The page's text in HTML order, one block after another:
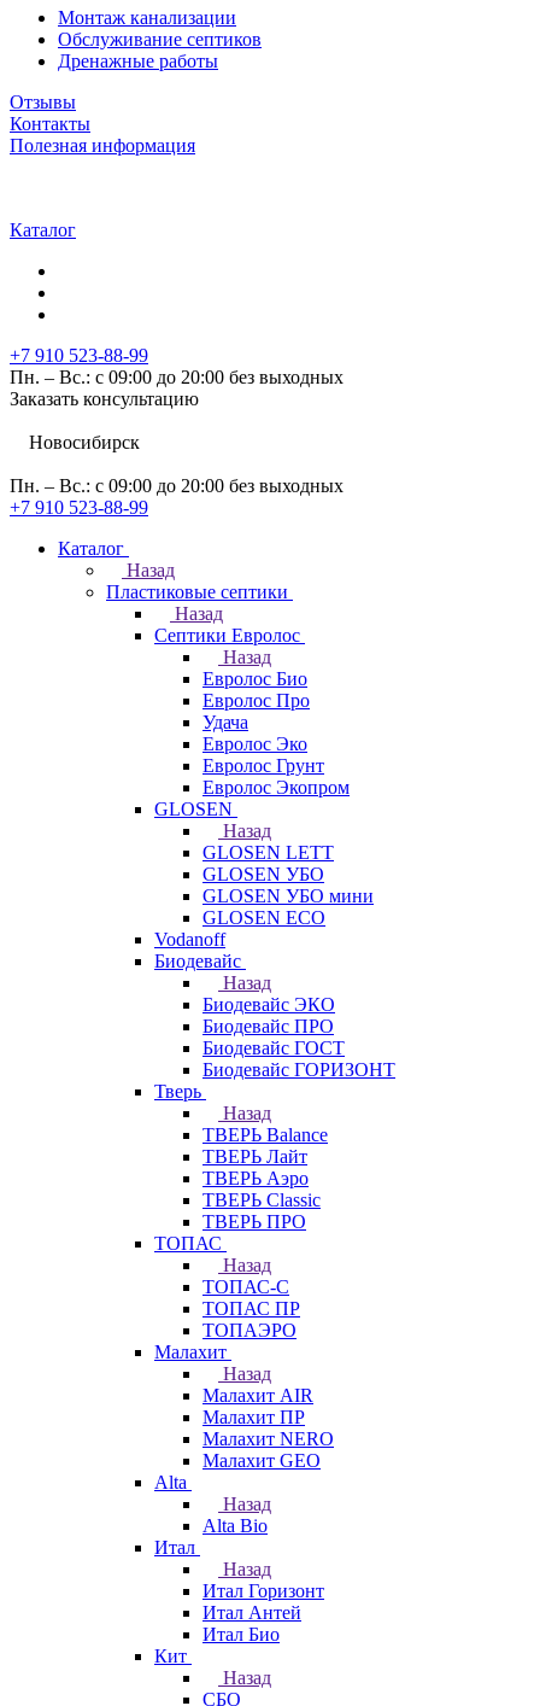
Монтаж канализации
Обслуживание септиков
Дренажные работы
Отзывы
Контакты
Полезная информация
Каталог
+7 910 523-88-99
Пн. – Вс.: с 09:00 до 20:00 без выходных
Заказать консультацию
Новосибирск
Пн. – Вс.: с 09:00 до 20:00 без выходных
+7 910 523-88-99
Каталог
Назад
Пластиковые септики
Назад
Септики Евролос
Назад
Евролос Био
Евролос Про
Удача
Евролос Эко
Евролос Грунт
Евролос Экопром
GLOSEN
Назад
GLOSEN LETT
GLOSEN УБО
GLOSEN УБО мини
GLOSEN ECO
Vodanoff
Биодевайс
Назад
Биодевайс ЭКО
Биодевайс ПРО
Биодевайс ГОСТ
Биодевайс ГОРИЗОНТ
Тверь
Назад
ТВЕРЬ Balance
ТВЕРЬ Лайт
ТВЕРЬ Аэро
ТВЕРЬ Classic
ТВЕРЬ ПРО
ТОПАС
Назад
ТОПАС-С
ТОПАС ПР
ТОПАЭРО
Малахит
Назад
Малахит AIR
Малахит ПР
Малахит NERO
Малахит GEO
Alta
Назад
Alta Bio
Итал
Назад
Итал Горизонт
Итал Антей
Итал Био
Кит
Назад
СБО